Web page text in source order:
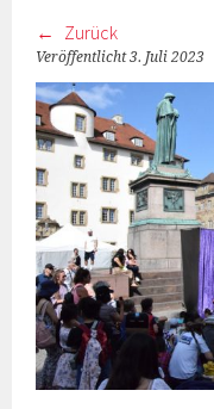
Zurück
Veröffentlicht3. Juli 2023